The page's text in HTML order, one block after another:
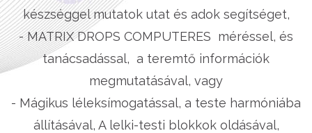
készséggel mutatok utat és adok segítséget,
- MATRIX DROPS COMPUTERES méréssel, és
tanácsadással, a teremtő információk
megmutatásával, vagy
- Mágikus léleksímogatással, a teste harmóniába
állításával, A lelki-testi blokkok oldásával,